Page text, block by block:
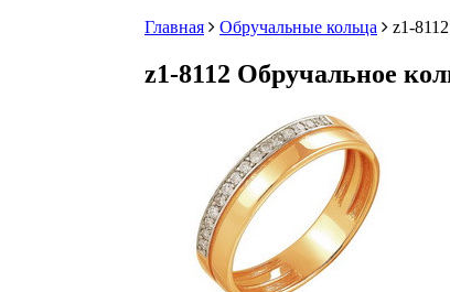
Главная
Обручальные кольца z1-
z1-8112 Обручальное